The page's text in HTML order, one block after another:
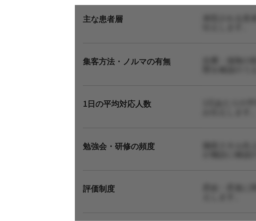
主な患者層 来院される
集客方法・ノルマの有無 自費・保険
1日の平均対応人数 1日あたりの
勉強会・研修の頻度 施術スキル
評価制度 昇給・昇進